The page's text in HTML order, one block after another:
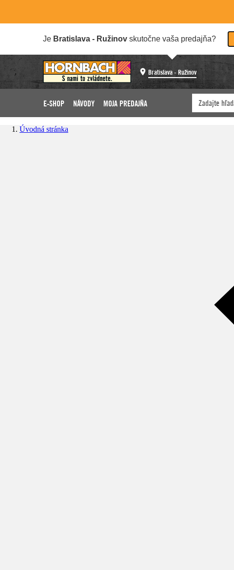
Je Bratislava - Ružinov skutočne vaša predajňa?
Bratislava - Ružinov
E-SHOP NÁVODY MOJA PREDAJŇA
Úvodná stránka